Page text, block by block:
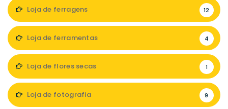
Loja de ferragens 12
Loja de ferramentas 4
Loja de flores secas 1
Loja de fotografia 9